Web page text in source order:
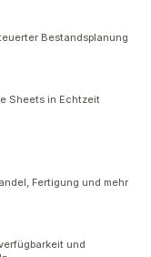
Bestandsplanung
Sheets in Echtzeit
Fertigung und mehr
und